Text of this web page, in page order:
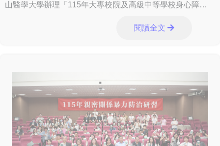
山醫學大學辦理「115年大專校院及高級中等學校身心障礙學
閱讀全文